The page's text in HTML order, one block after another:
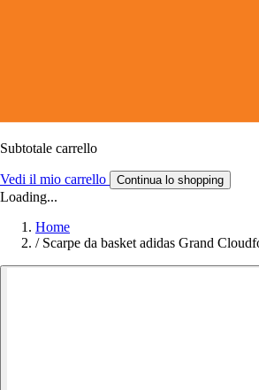
Subtotale carrello
Vedi il mio carrello Continua lo shopping
Loading...
Home
/ Scarpe da basket adidas Grand